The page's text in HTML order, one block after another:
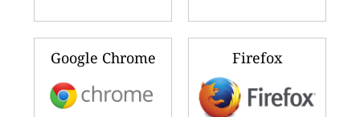
Google Chrome Firefox